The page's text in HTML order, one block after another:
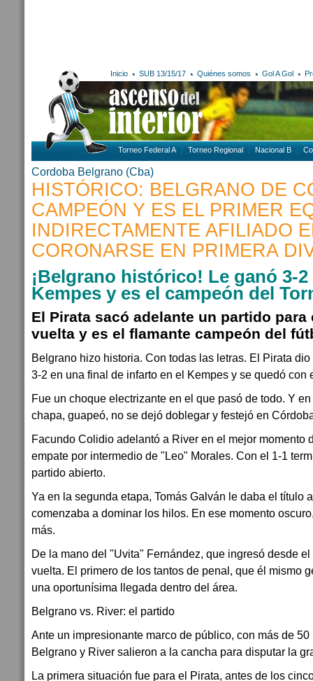
Inicio SUB 13/15/17 Quiénes somos Gol A Gol
Torneo Federal A Torneo Regional Nacional B
Cordoba Belgrano (Cba)
HISTÓRICO: BELGRANO DE
CAMPEÓN Y ES EL PRIMER
INDIRECTAMENTE AFILIADO
CORONARSE EN PRIMERA
¡Belgrano histórico! Le ganó 3-2
Kempes y es el campeón del
El Pirata sacó adelante un partido
vuelta y es el flamante campeón del
Belgrano hizo historia. Con todas las letras. El Pirata
3-2 en una final de infarto en el Kempes y se quedó con
Fue un choque electrizante en el que pasó de todo. Y
chapa, guapeó, no se dejó doblegar y festejó en
Facundo Colidio adelantó a River en el mejor momento
empate por intermedio de "Leo" Morales. Con el 1-1
partido abierto.
Ya en la segunda etapa, Tomás Galván le daba el título
comenzaba a dominar los hilos. En ese momento
más.
De la mano del "Uvita" Fernández, que ingresó desde
vuelta. El primero de los tantos de penal, que él mismo
una oportunísima llegada dentro del área.
Belgrano vs. River: el partido
Ante un impresionante marco de público, con más de
Belgrano y River salieron a la cancha para disputar la
La primera situación fue para el Pirata, antes de los